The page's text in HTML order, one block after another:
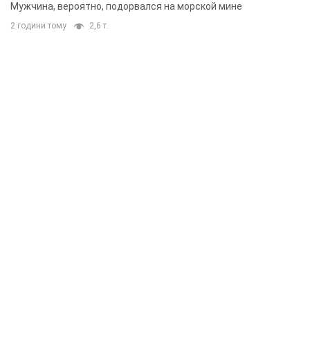
Мужчина, вероятно, подорвался на морской мине
2 години тому 2,6 т.